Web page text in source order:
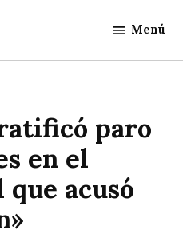
Menú
paro
en el
que acusó